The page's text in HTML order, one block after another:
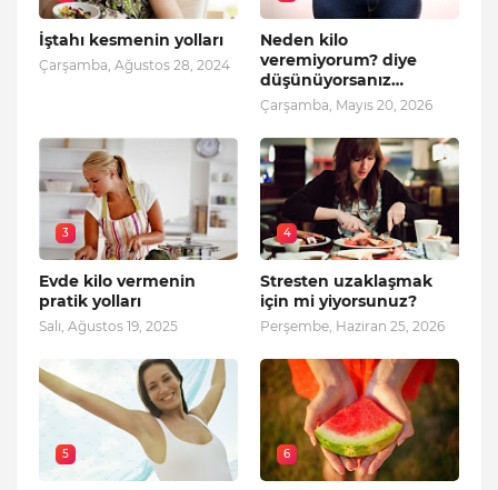
İştahı kesmenin yolları
Çarşamba, Ağustos 28, 2024
Neden kilo
veremiyorum? diye
düşünüyorsanız…
Çarşamba, Mayıs 20, 2026
3
Evde kilo vermenin
pratik yolları
Salı, Ağustos 19, 2025
4
Stresten uzaklaşmak
için mi yiyorsunuz?
Perşembe, Haziran 25, 2026
5 6